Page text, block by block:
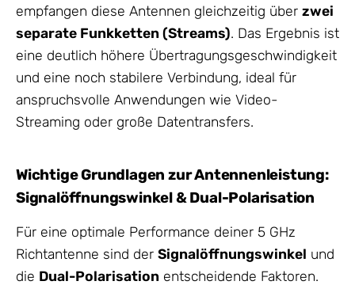
empfangen diese Antennen gleichzeitig über zwei
separate Funkketten (Streams). Das Ergebnis ist
eine deutlich höhere Übertragungsgeschwindigkeit
und eine noch stabilere Verbindung, ideal für
anspruchsvolle Anwendungen wie Video-
Streaming oder große Datentransfers.
Wichtige Grundlagen zur Antennenleistung:
Signalöffnungswinkel & Dual-Polarisation
Für eine optimale Performance deiner 5 GHz
Richtantenne sind der Signalöffnungswinkel und
die Dual-Polarisation entscheidende Faktoren.